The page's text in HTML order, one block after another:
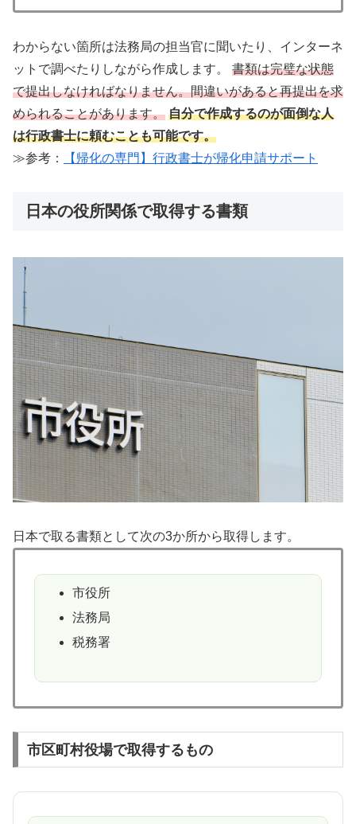
わからない箇所は法務局の担当官に聞いたり、 インターネ
ットで調べたりしながら作成します。
書類は完璧な状態
で提出しなければなりません。間違いがあると再提出を求
められることがあります。 自分で作成するのが面倒な人
は行政書士に頼むことも可能です。
≫参考：
【帰化の専門】行政書士が帰化申請サポート
日本の役所関係で取得する書類
日本で取る書類として次の3か所から取得します。
市役所
法務局
税務署
市区町村役場で取得するもの